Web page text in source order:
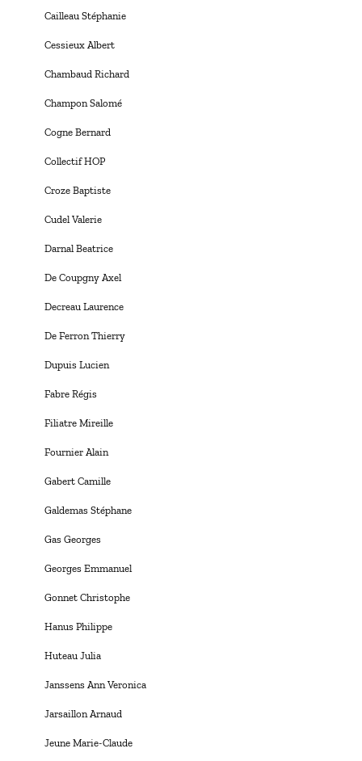
Cailleau Stéphanie
Cessieux Albert
Chambaud Richard
Champon Salomé
Cogne Bernard
Collectif HOP
Croze Baptiste
Cudel Valerie
Darnal Beatrice
De Coupgny Axel
Decreau Laurence
De Ferron Thierry
Dupuis Lucien
Fabre Régis
Filiatre Mireille
Fournier Alain
Gabert Camille
Galdemas Stéphane
Gas Georges
Georges Emmanuel
Gonnet Christophe
Hanus Philippe
Huteau Julia
Janssens Ann Veronica
Jarsaillon Arnaud
Jeune Marie-Claude